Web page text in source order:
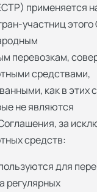
применяется
участниц
перевозкам,
средствами,
как в этих
не являются
за
средств:
для
регулярных